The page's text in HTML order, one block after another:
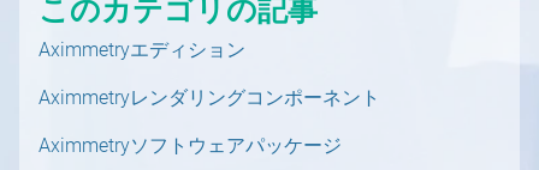
MIDIをAximmetryで使用する
Aximmetryでのシリアルポートの使用
Viscaを使用してAximmetryからPTZカメラ
を制御する
Vanishing Point Viper の使用
最適化
ネイティブエンジンにおける後処理
トーンマッピング手法
高度なグラフィックスタスク
AX Scene Editor用サードパーティ製コー
ドプラグインのインストール方法
たRendering
カメラシーケンサー
トラッキングカメラビルボード：オクルージ
ョン
ントロールボード
FRUSTUM（フラスタム）の調整
FILL調整
マルチマシンLED設置
異なるプロダクションを別マシンで組み合わ
せる
ピン
ピンデータタイプ
コンパウンド
特殊コンパウンド：ピンコレクター
Aximmetryにおけるレイテンシーと遅延（旧バ
ージョン）
コンテンツクリエイター向けの概要
プロジェクトシステム、ファイルブラウザ、フ
ァイル操作
画像シーケンスを動画として使用
このカテゴリの記事
Aximmetryエディション
Aximmetryレンダリングコンポーネント
Aximmetryソフトウェアパッケージ